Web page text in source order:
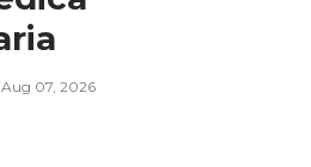
Aug 07, 2026